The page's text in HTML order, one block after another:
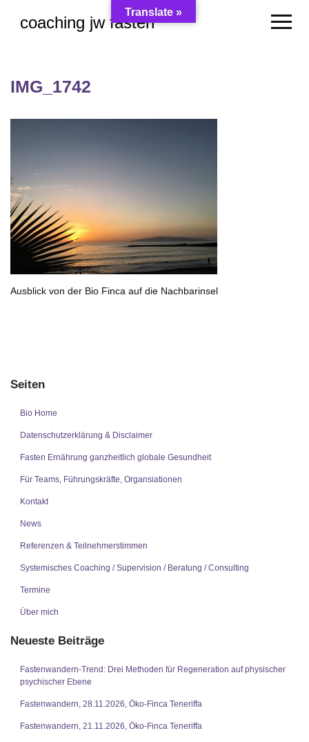
coaching jw fasten
IMG_1742
Ausblick von der Bio Finca auf die Nachbarinsel
Seiten
Bio Home
Datenschutzerklärung & Disclaimer
Fasten Ernährung ganzheitlich globale Gesundheit
Für Teams, Führungskräfte, Organsiationen
Kontakt
News
Referenzen & Teilnehmerstimmen
Systemisches Coaching / Supervision / Beratung / Consulting
Termine
Über mich
Neueste Beiträge
Fastenwandern-Trend: Drei Methoden für Regeneration auf physischer
psychischer Ebene
Fastenwandern, 28.11.2026, Öko-Finca Teneriffa
Fastenwandern, 21.11.2026, Öko-Finca Teneriffa
Translate »